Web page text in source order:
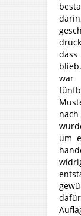
war
um